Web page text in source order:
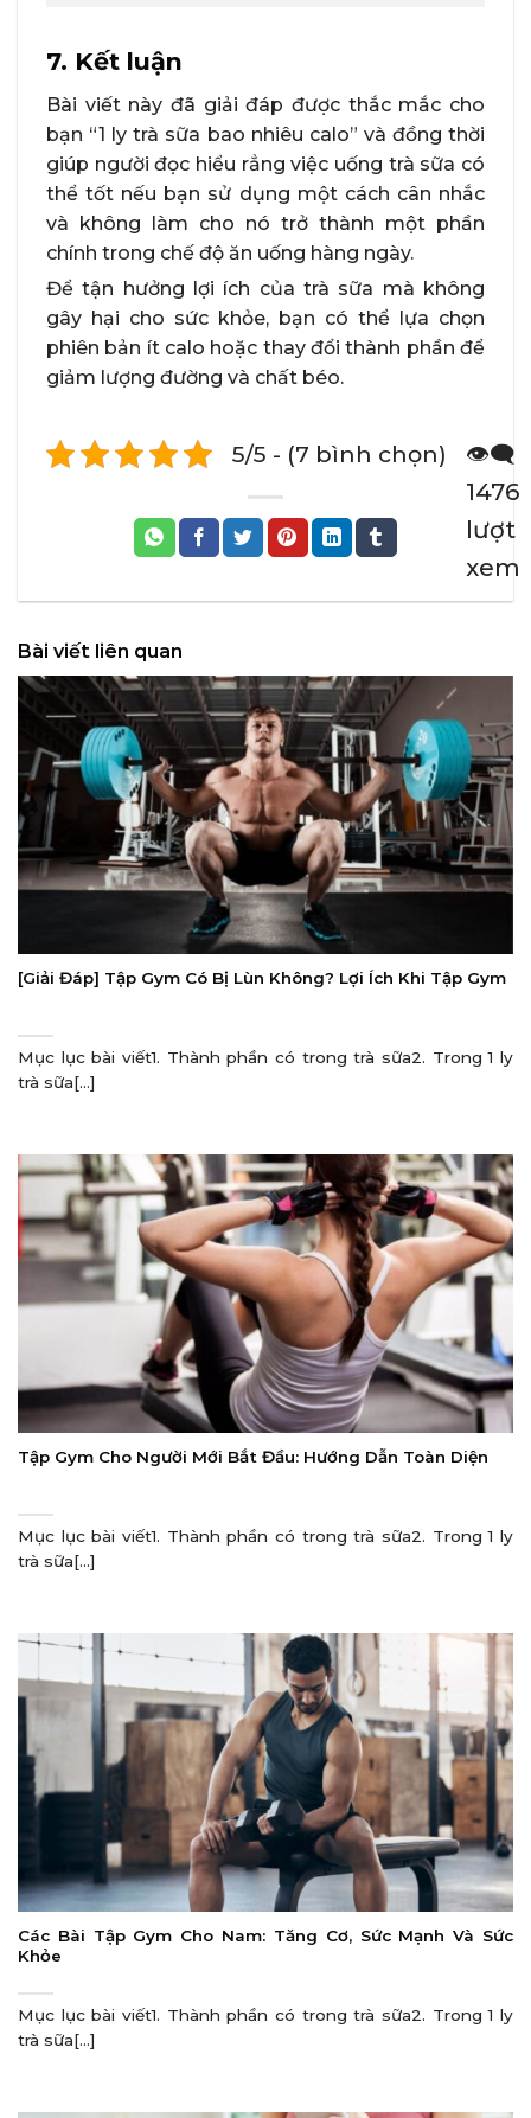
7. Kết luận
Bài viết này đã giải đáp được thắc mắc cho
bạn “1 ly trà sữa bao nhiêu calo” và đồng thời
giúp người đọc hiểu rẳng việc uống trà sữa có
thể tốt nếu bạn sử dụng một cách cân nhắc
và không làm cho nó trở thành một phần
chính trong chế độ ăn uống hàng ngày.
Để tận hưởng lợi ích của trà sữa mà không
gây hại cho sức khỏe, bạn có thể lựa chọn
phiên bản ít calo hoặc thay đổi thành phần để
giảm lượng đường và chất béo.
5/5 - (7 bình chọn)
👁️‍🗨️
1476
lượt
xem
Bài viết liên quan
[Giải Đáp] Tập Gym Có Bị Lùn Không? Lợi Ích Khi Tập Gym
Mục lục bài viết1. Thành phần có trong trà sữa2. Trong 1 ly
trà sữa[...]
Tập Gym Cho Người Mới Bắt Đầu: Hướng Dẫn Toàn Diện
Mục lục bài viết1. Thành phần có trong trà sữa2. Trong 1 ly
trà sữa[...]
Các Bài Tập Gym Cho Nam: Tăng Cơ, Sức Mạnh Và Sức
Khỏe
Mục lục bài viết1. Thành phần có trong trà sữa2. Trong 1 ly
trà sữa[...]